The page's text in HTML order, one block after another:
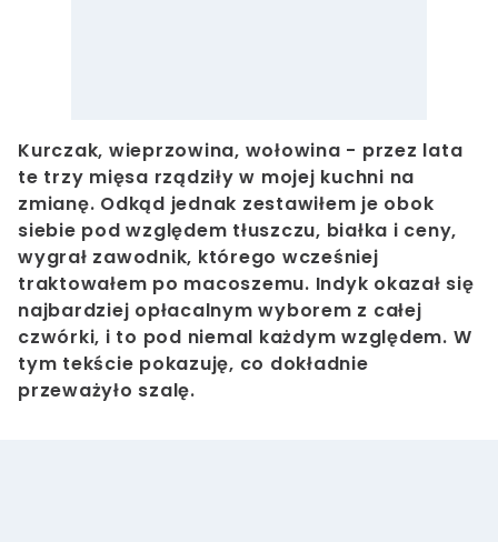
Kurczak, wieprzowina, wołowina - przez lata
te trzy mięsa rządziły w mojej kuchni na
zmianę. Odkąd jednak zestawiłem je obok
siebie pod względem tłuszczu, białka i ceny,
wygrał zawodnik, którego wcześniej
traktowałem po macoszemu. Indyk okazał się
najbardziej opłacalnym wyborem z całej
czwórki, i to pod niemal każdym względem. W
tym tekście pokazuję, co dokładnie
przeważyło szalę.